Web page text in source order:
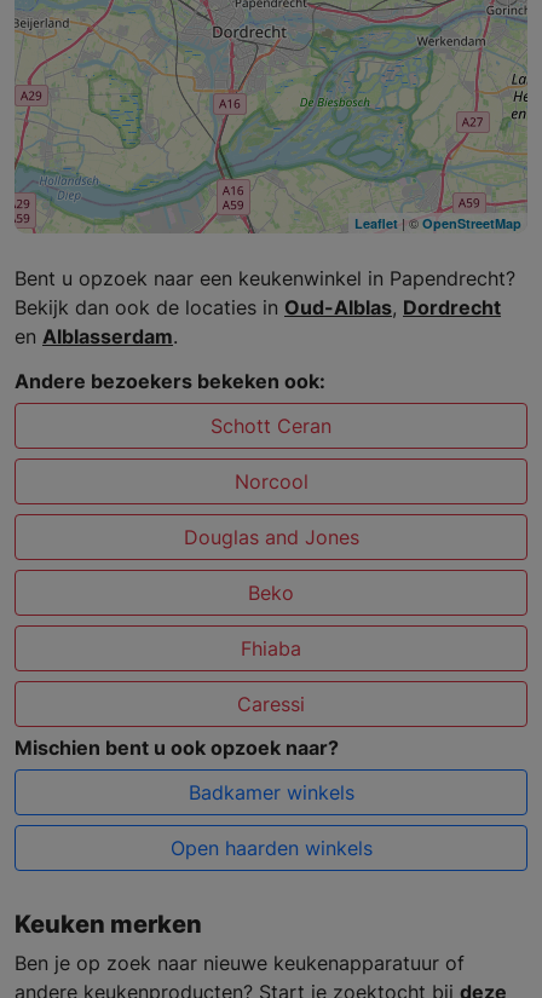
Leaflet | © OpenStreetMap
Bent u opzoek naar een keukenwinkel in Papendrecht?
Bekijk dan ook de locaties in Oud-Alblas, Dordrecht
en Alblasserdam.
Andere bezoekers bekeken ook:
Schott Ceran
Norcool
Douglas and Jones
Beko
Fhiaba
Caressi
Mischien bent u ook opzoek naar?
Badkamer winkels
Open haarden winkels
Keuken merken
Ben je op zoek naar nieuwe keukenapparatuur of
andere keukenproducten? Start je zoektocht bij deze